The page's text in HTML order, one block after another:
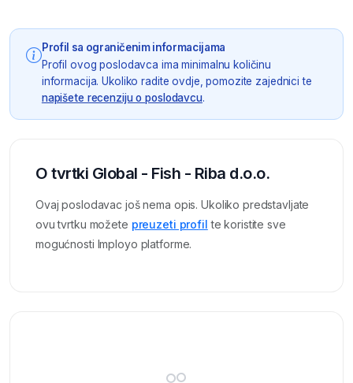
Profil sa ograničenim informacijama
Profil ovog poslodavca ima minimalnu količinu
informacija. Ukoliko radite ovdje, pomozite zajednici te
napišete recenziju o poslodavcu.
O tvrtki Global - Fish - Riba d.o.o.
Ovaj poslodavac još nema opis. Ukoliko predstavljate
ovu tvrtku možete preuzeti profil te koristite sve
mogućnosti Imployo platforme.